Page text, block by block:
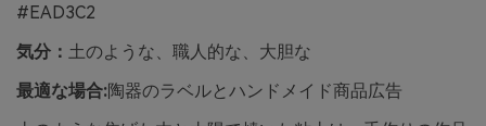
#EAD3C2
気分： 土のような、職人的な、大胆な
最適な場合:陶器のラベルとハンドメイド商品広告